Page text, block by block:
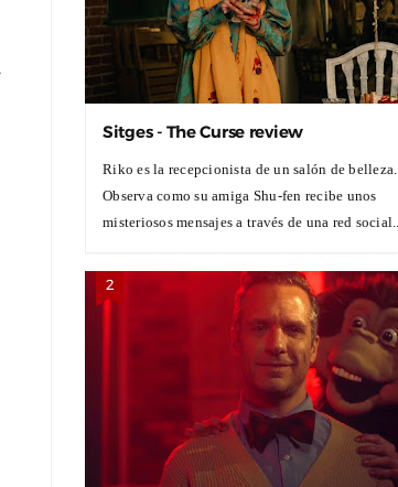
Sitges - The Curse review
Riko es la recepcionista de un salón de belleza.
Observa como su amiga Shu-fen recibe unos
misteriosos mensajes a través de una red social...